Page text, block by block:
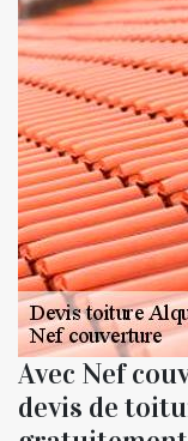
Avec Nef
devis de